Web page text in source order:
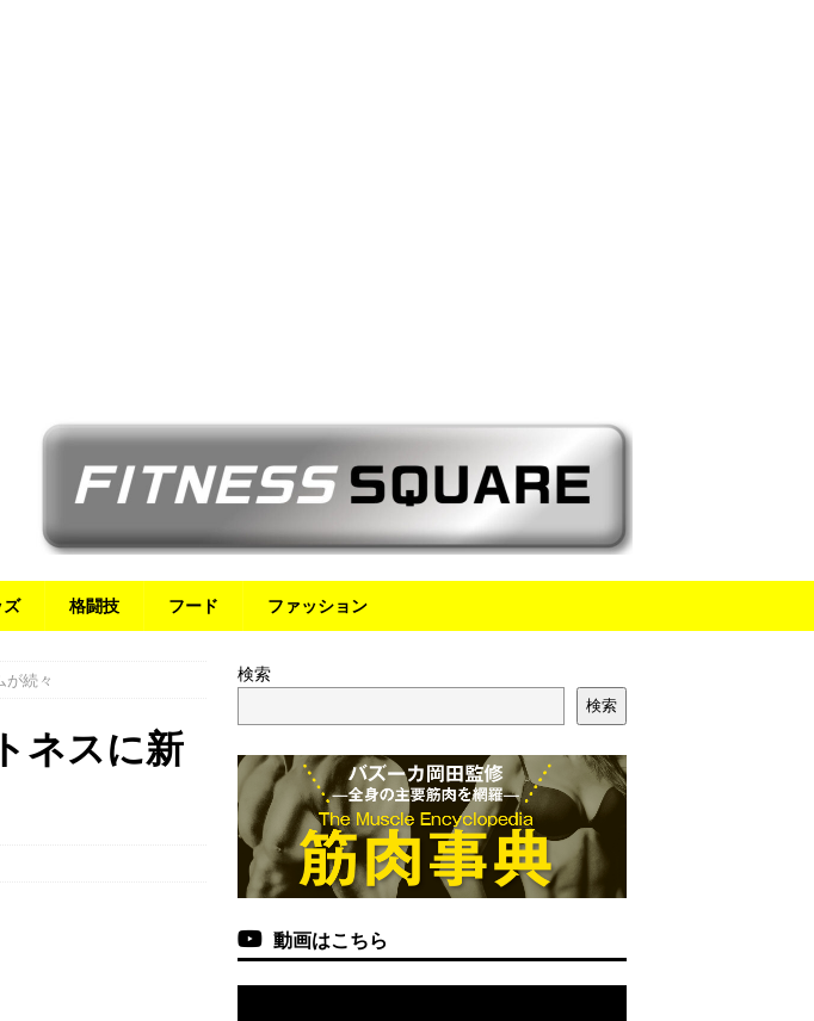
ズ 格闘技 フード ファッション
続々
ネスに新
検索
検索
動画はこちら